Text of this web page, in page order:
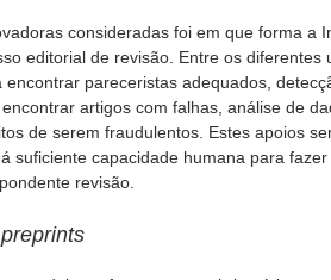
consideradas foi em que forma a
editorial de revisão. Entre os diferentes
encontrar pareceristas adequados,
artigos com falhas, análise de
de serem fraudulentos. Estes apoios
suficiente capacidade humana para
revisão.
preprints